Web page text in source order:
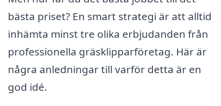
bästa priset? En smart strategi är att alltid
inhämta minst tre olika erbjudanden från
professionella gräsklipparföretag. Här är
några anledningar till varför detta är en
god idé.